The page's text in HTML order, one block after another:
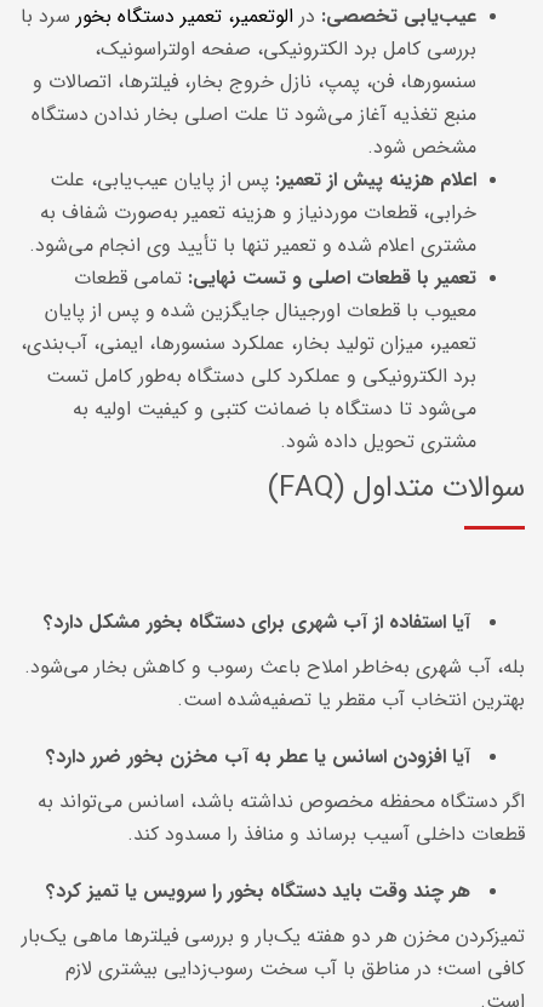
عیب‌یابی تخصصی: در الوتعمیر، تعمیر دستگاه بخور سرد با
بررسی کامل برد الکترونیکی، صفحه اولتراسونیک،
سنسورها، فن، پمپ، نازل خروج بخار، فیلترها، اتصالات و
منبع تغذیه آغاز می‌شود تا علت اصلی بخار ندادن دستگاه
مشخص شود.
اعلام هزینه پیش از تعمیر: پس از پایان عیب‌یابی، علت
خرابی، قطعات موردنیاز و هزینه تعمیر به‌صورت شفاف به
مشتری اعلام شده و تعمیر تنها با تأیید وی انجام می‌شود.
تعمیر با قطعات اصلی و تست نهایی: تمامی قطعات
معیوب با قطعات اورجینال جایگزین شده و پس از پایان
تعمیر، میزان تولید بخار، عملکرد سنسورها، ایمنی، آب‌بندی،
برد الکترونیکی و عملکرد کلی دستگاه به‌طور کامل تست
می‌شود تا دستگاه با ضمانت کتبی و کیفیت اولیه به
مشتری تحویل داده شود.
سوالات متداول (FAQ)
آیا استفاده از آب شهری برای دستگاه بخور مشکل دارد؟
بله، آب شهری به‌خاطر املاح باعث رسوب و کاهش بخار می‌شود.
بهترین انتخاب آب مقطر یا تصفیه‌شده است.
آیا افزودن اسانس یا عطر به آب مخزن بخور ضرر دارد؟
اگر دستگاه محفظه مخصوص نداشته باشد، اسانس می‌تواند به
قطعات داخلی آسیب برساند و منافذ را مسدود کند.
هر چند وقت باید دستگاه بخور را سرویس یا تمیز کرد؟
تمیزکردن مخزن هر دو هفته یک‌بار و بررسی فیلترها ماهی یک‌بار
کافی است؛ در مناطق با آب سخت رسوب‌زدایی بیشتری لازم